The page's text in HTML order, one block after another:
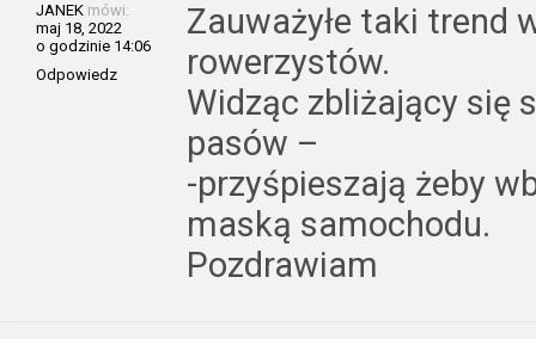
JANEK mówi:
maj 18, 2022
o godzinie 14:06
Odpowiedz
Zauważyłe taki trend
rowerzystów.
Widząc zbliżający się
pasów –
-przyśpieszają żeby
maską samochodu.
Pozdrawiam